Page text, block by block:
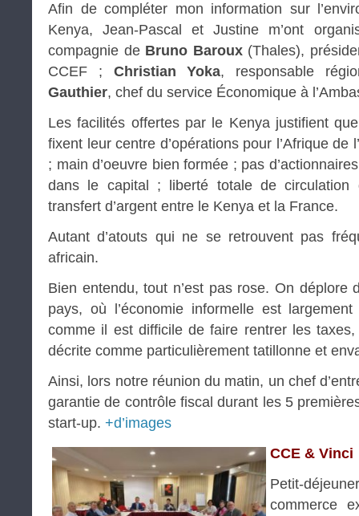
Afin de compléter mon information sur
Kenya, Jean-Pascal et Justine m’ont
compagnie de Bruno Baroux(Thales),
CCEF ; Christian Yoka, responsable
Gauthier, chef du service Économique à
Les facilités offertes par le Kenya justifient
fixent leur centre d’opérations pour l’Afrique de
; main d’oeuvre bien formée ; pas
dans le capital ; liberté totale de circulation
transfert d’argent entre le Kenya et la France.
Autant d’atouts qui ne se retrouvent pas
africain.
Bien entendu, tout n’est pas rose. On déplore
pays, où l’économie informelle est
comme il est difficile de faire rentrer les taxes,
décrite comme particulièrement tatillonne et
Ainsi, lors notre réunion du matin, un chef
garantie de contrôle fiscal durant les 5
start-up. +d’images
CCE & Vinci
Petit-
commerce